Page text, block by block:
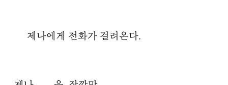
제나에게 전화가 걸려온다.